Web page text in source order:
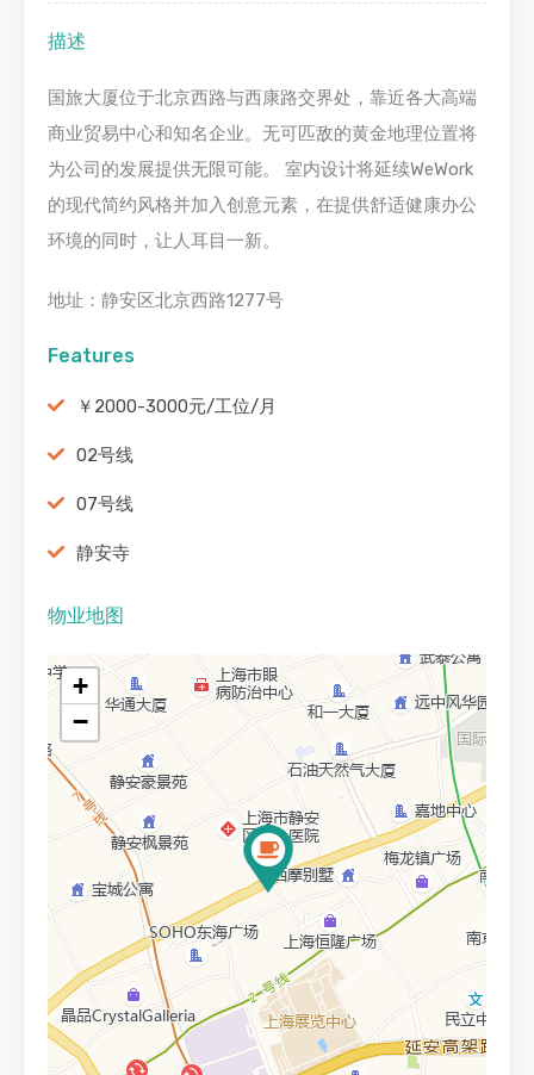
描述
国旅大厦位于北京西路与西康路交界处，靠近各大高端
商业贸易中心和知名企业。无可匹敌的黄金地理位置将
为公司的发展提供无限可能。 室内设计将延续WeWork
的现代简约风格并加入创意元素，在提供舒适健康办公
环境的同时，让人耳目一新。
地址：静安区北京西路1277号
Features
￥2000-3000元/工位/月
02号线
07号线
静安寺
物业地图
+
−